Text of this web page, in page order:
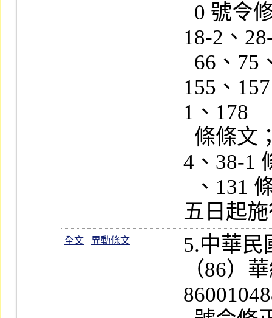
18-2、
155、
1、178
4、38-1
全文 異動條文
5.中華民
（86）